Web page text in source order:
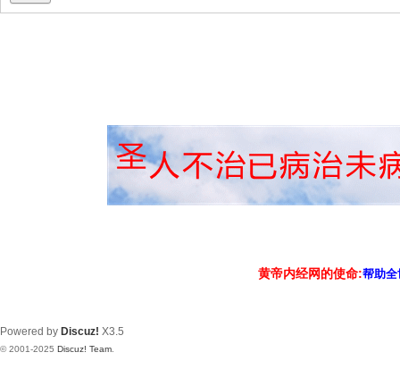
黄帝内经网的使命:帮助
Powered by Discuz! X3.5
© 2001-2025 Discuz! Team